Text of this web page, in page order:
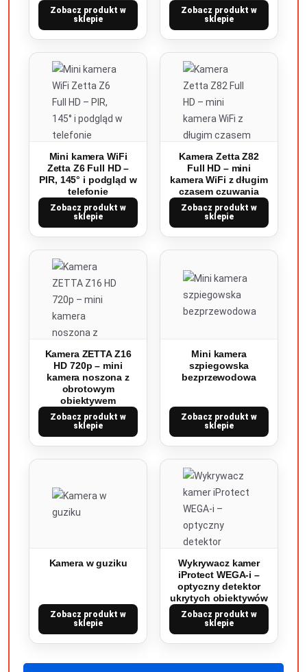
Zobacz produkt w
sklepie
Zobacz produkt w
sklepie
Mini kamera WiFi
Zetta Z6 Full HD –
PIR, 145° i podgląd w
telefonie
Zobacz produkt w
sklepie
Kamera Zetta Z82
Full HD – mini
kamera WiFi z długim
czasem czuwania
Zobacz produkt w
sklepie
Kamera ZETTA Z16
HD 720p – mini
kamera noszona z
obrotowym
obiektywem
Zobacz produkt w
sklepie
Mini kamera
szpiegowska
bezprzewodowa
Zobacz produkt w
sklepie
Kamera w guziku
Zobacz produkt w
sklepie
Wykrywacz kamer
iProtect WEGA-i –
optyczny detektor
ukrytych obiektywów
Zobacz produkt w
sklepie